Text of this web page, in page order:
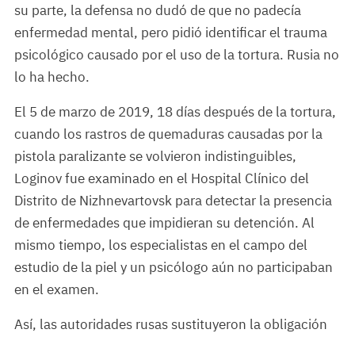
su parte, la defensa no dudó de que no padecía
enfermedad mental, pero pidió identificar el trauma
psicológico causado por el uso de la tortura. Rusia no
lo ha hecho.
El 5 de marzo de 2019, 18 días después de la tortura,
cuando los rastros de quemaduras causadas por la
pistola paralizante se volvieron indistinguibles,
Loginov fue examinado en el Hospital Clínico del
Distrito de Nizhnevartovsk para detectar la presencia
de enfermedades que impidieran su detención. Al
mismo tiempo, los especialistas en el campo del
estudio de la piel y un psicólogo aún no participaban
en el examen.
Así, las autoridades rusas sustituyeron la obligación